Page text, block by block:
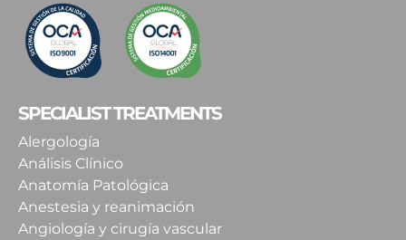
SPECIALIST TREATMENTS
Alergología
Análisis Clínico
Anatomía Patológica
Anestesia y reanimación
Angiología y cirugía vascular